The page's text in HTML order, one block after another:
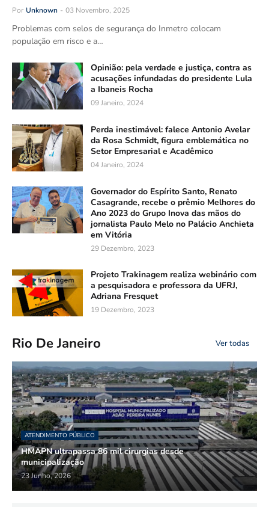
Por Unknown - 03 Novembro, 2025
Problemas com selos de segurança do Inmetro colocam
população em risco e a…
Opinião: pela verdade e justiça, contra as
acusações infundadas do presidente Lula
a Ibaneis Rocha
09 Janeiro, 2024
Perda inestimável: falece Antonio Avelar
da Rosa Schmidt, figura emblemática no
Setor Empresarial e Acadêmico
04 Janeiro, 2024
Governador do Espírito Santo, Renato
Casagrande, recebe o prêmio Melhores do
Ano 2023 do Grupo Inova das mãos do
jornalista Paulo Melo no Palácio Anchieta
em Vitória
29 Dezembro, 2023
Projeto Trakinagem realiza webinário com
a pesquisadora e professora da UFRJ,
Adriana Fresquet
19 Dezembro, 2023
Rio De Janeiro Ver todas
ATENDIMENTO PÚBLICO
HMAPN ultrapassa 86 mil cirurgias desde
municipalização
23 Junho, 2026